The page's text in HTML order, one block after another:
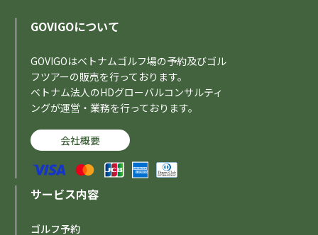
GOVIGOについて
GOVIGOはベトナムゴルフ場の予約及びゴル
フツアーの販売を行っております。
ベトナム法人のHDグローバルコンサルティ
ングが運営・業務を行っております。
会社概要
サービス内容
ゴルフ予約